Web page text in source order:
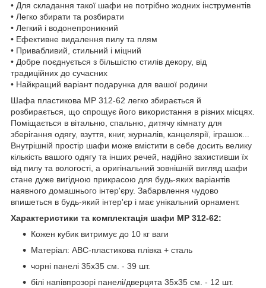
• Для складання такої шафи не потрібно жодних інструментів
• Легко збирати та розбирати
• Легкий і водонепроникний
• Ефективне видалення пилу та плям
• Привабливий, стильний і міцний
• Добре поєднується з більшістю стилів декору, від
традиційних до сучасних
• Найкращий варіант подарунка для вашої родини
Шафа пластикова МР 312-62 легко збирається й
розбирається, що спрощує його використання в різних місцях.
Поміщається в вітальню, спальню, дитячу кімнату для
зберігання одягу, взуття, книг, журналів, канцелярії, іграшок...
Внутрішній простір шафи може вмістити в себе досить велику
кількість вашого одягу та інших речей, надійно захистивши їх
від пилу та вологості, а оригінальний зовнішній вигляд шафи
стане дуже вигідною прикрасою для будь-яких варіантів
наявного домашнього інтер'єру. Забарвлення чудово
впишеться в будь-який інтер'єр і має унікальний орнамент.
Характеристики та комплектація шафи МР 312-62:
Кожен кубик витримує до 10 кг ваги
Матеріал: АВС-пластикова плівка + сталь
чорні панелі 35х35 см. - 39 шт.
білі напівпрозорі панелі/дверцята 35х35 см. - 12 шт.